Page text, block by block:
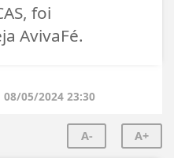
foi
AvivaFé.
08/05/2024 23:30
A- A+